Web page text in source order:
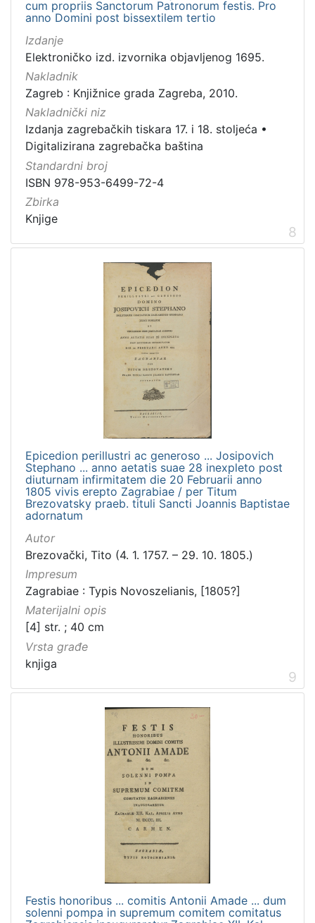
cum propriis Sanctorum Patronorum festis. Pro
anno Domini post bissextilem tertio
Izdanje
Elektroničko izd. izvornika objavljenog 1695.
Nakladnik
Zagreb : Knjižnice grada Zagreba, 2010.
Nakladnički niz
Izdanja zagrebačkih tiskara 17. i 18. stoljeća •
Digitalizirana zagrebačka baština
Standardni broj
ISBN 978-953-6499-72-4
Zbirka
Knjige
8
Epicedion perillustri ac generoso ... Josipovich
Stephano ... anno aetatis suae 28 inexpleto post
diuturnam infirmitatem die 20 Februarii anno
1805 vivis erepto Zagrabiae / per Titum
Brezovatsky praeb. tituli Sancti Joannis Baptistae
adornatum
Autor
Brezovački, Tito (4. 1. 1757. – 29. 10. 1805.)
Impresum
Zagrabiae : Typis Novoszelianis, [1805?]
Materijalni opis
[4] str. ; 40 cm
Vrsta građe
knjiga
9
Festis honoribus ... comitis Antonii Amade ... dum
solenni pompa in supremum comitem comitatus